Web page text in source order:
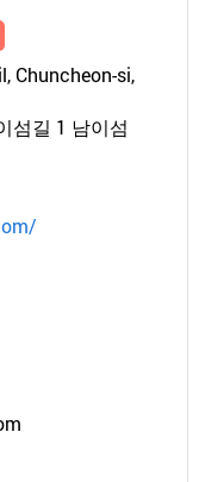
Chuncheon-si,
섬길 1 남이섬